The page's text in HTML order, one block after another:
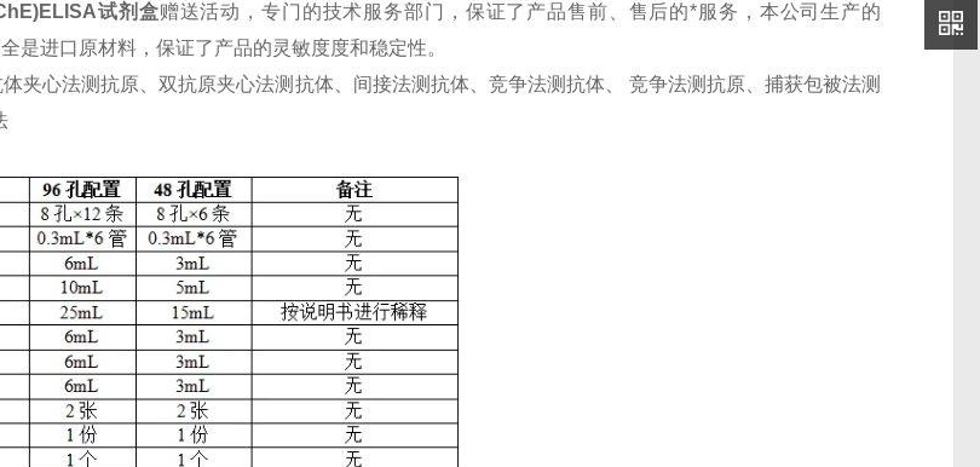
试剂盒赠送活动，专门的技术服务部门，保证了产品售前、售后的*服务，本公司生产的
是进口原材料，保证了产品的灵敏度度和稳定性。
夹心法测抗原、双抗原夹心法测抗体、间接法测抗体、竞争法测抗体、 竞争法测抗原、捕获包被法测